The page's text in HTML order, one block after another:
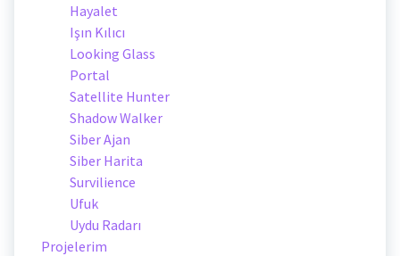
Hayalet
Işın Kılıcı
Looking Glass
Portal
Satellite Hunter
Shadow Walker
Siber Ajan
Siber Harita
Survilience
Ufuk
Uydu Radarı
Projelerim